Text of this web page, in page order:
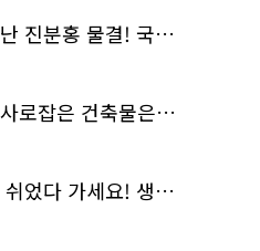
폭염 속 피어난 진분홍 물결! 국립중앙박물관 배롱나무 명소
나의 마음을 사로잡은 건축물은? '서울시 건축상' 수상작 공개!
더울 땐 잠시 쉬었다 가세요! 생수 냉장고부터 해피소·무더위쉼터까지